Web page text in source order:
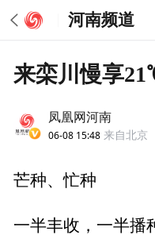
河南频道
来栾川慢享
凤凰网河南
06-08 15:48 来自北京
芒种、忙种
一半丰收，一半播